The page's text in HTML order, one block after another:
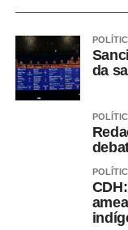
realizados com
igualdade de
COMENTE ABAIXO:
da